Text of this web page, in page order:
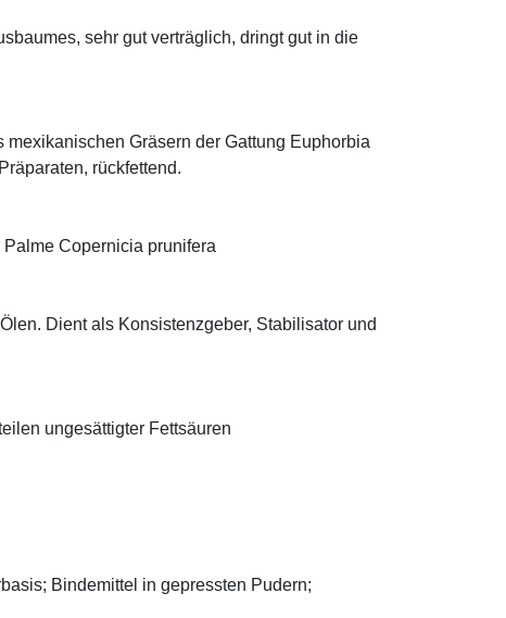
sehr gut verträglich, dringt gut in die
Gräsern der Gattung Euphorbia
rückfettend.
Copernicia prunifera
Dient als Konsistenzgeber, Stabilisator und
ungesättigter Fettsäuren
Bindemittel in gepressten Pudern;